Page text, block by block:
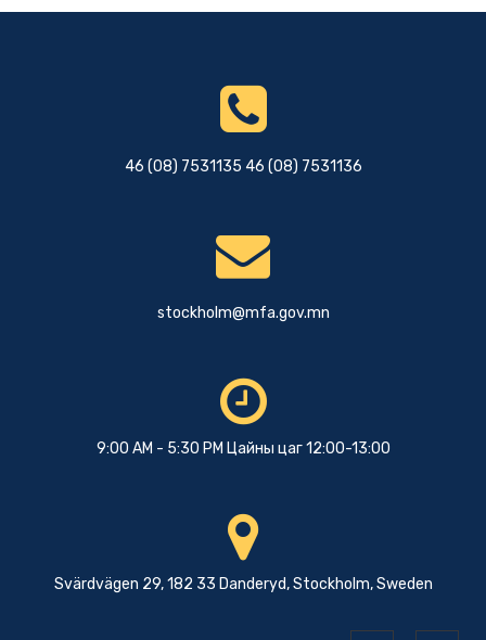
46 (08) 7531135 46 (08) 7531136
stockholm@mfa.gov.mn
9:00 AM - 5:30 PM Цайны цаг 12:00-13:00
Svärdvägen 29, 182 33 Danderyd, Stockholm, Sweden